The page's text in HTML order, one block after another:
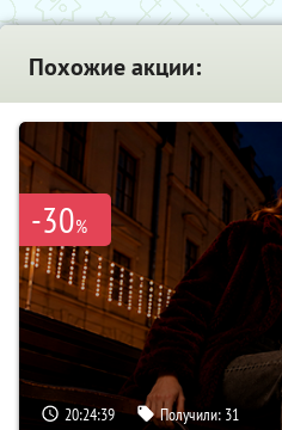
Похожие акции:
-30%
20:24:38 Получили: 31